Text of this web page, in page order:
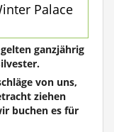
Palace
ganzjährig
von uns,
ziehen
buchen es für